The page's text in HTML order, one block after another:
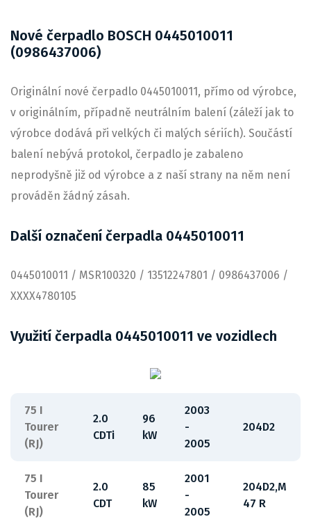
Nové čerpadlo BOSCH 0445010011
(0986437006)
Originální nové čerpadlo 0445010011, přímo od výrobce,
v originálním, případně neutrálním balení (záleží jak to
výrobce dodává při velkých či malých sériích). Součástí
balení nebývá protokol, čerpadlo je zabaleno
neprodyšně již od výrobce a z naší strany na něm není
prováděn žádný zásah.
Další označení čerpadla 0445010011
0445010011 / MSR100320 / 13512247801 / 0986437006 /
XXXX4780105
Využití čerpadla 0445010011 ve vozidlech
75 I
Tourer
(RJ)
2.0
CDTi
96
kW
2003
-
2005
204D2
75 I
Tourer
(RJ)
2.0
CDT
85
kW
2001
-
2005
204D2,M
47 R